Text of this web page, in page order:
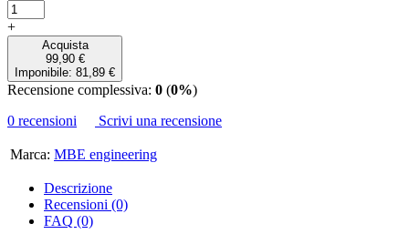
+
Acquista
99,90 €
Imponibile: 81,89 €
Recensione complessiva: 0 (0%)
0 recensioni
Scrivi una recensione
Marca: MBE engineering
Descrizione
Recensioni (0)
FAQ (0)